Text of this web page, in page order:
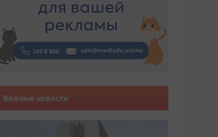
Важные новости